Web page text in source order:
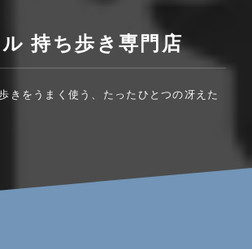
持ち歩き専門店
きをうまく使う、たったひとつの冴えた